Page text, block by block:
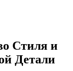
Стиля и
Детали